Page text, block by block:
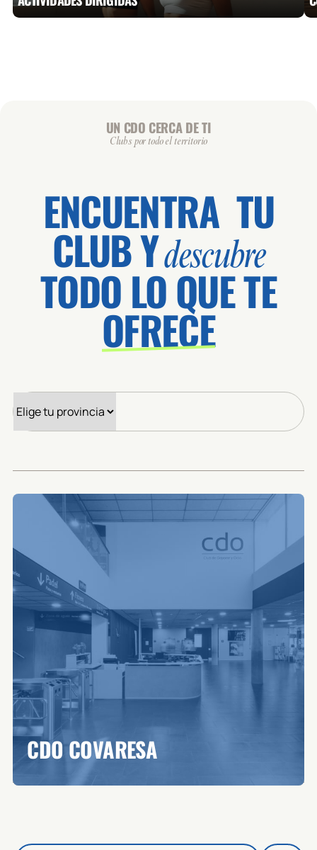
UN CDO CERCA DE TI
Clubs por todo el territorio
ENCUENTRA TU
CLUB Ydescubre
TODO LO QUE TE
OFRECE
CDO COVARESA